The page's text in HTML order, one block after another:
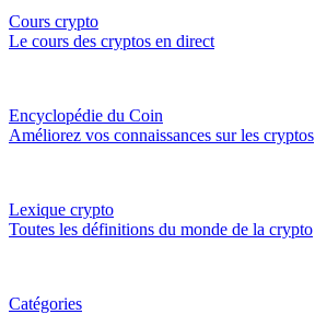
Cours crypto
Le cours des cryptos en direct
Encyclopédie du Coin
Améliorez vos connaissances sur les cryptos
Lexique crypto
Toutes les définitions du monde de la crypto
Catégories